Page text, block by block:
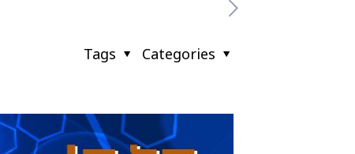
Categories
Tags